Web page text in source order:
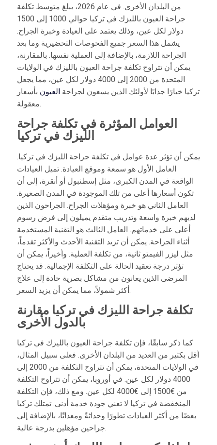
من البلدان الأخرى. في عام 2026، يبلغ متوسط تكلفة
جراحة العيون بالليزك في تركيا حوالي 1000 إلى 1500
دولار لكل عين، وذلك يعتمد على العيادة وخبرة الجراح.
يشمل هذا السعر جميع الفحوصات التحضيرية وما بعد
الجراحة اللازمة، بالإضافة إلى العملية نفسها. بالمقارنة،
يمكن أن تتراوح تكلفة جراحة العيون بالليزك في الولايات
المتحدة من 2000 إلى 4000 دولار لكل عين، مما يجعل
تركيا خيارًا جذابًا لأولئك الذين يسعون لجراحة العيون بأسعار
معقولة.
العوامل المؤثرة في تكلفة جراحة
الليزك في تركيا
يمكن أن تؤثر عدة عوامل في تكلفة جراحة الليزك في تركيا.
العامل الأول هو سمعة وموقع العيادة. تميل العيادات
الواقعة في المدن الكبرى، مثل إسطنبول أو أنقرة، إلى أن
تكون أسعارها أعلى من تلك الموجودة في المدن الصغيرة.
العامل الثاني هو خبرة ومؤهلات الجراح. الجراحون الذين
لديهم خبرة واسعة وتدريب متقدم يميلون إلى فرض رسوم
أعلى على خدماتهم. العامل الثالث هو التقنية المستخدمة
أثناء الجراحة. يمكن أن تزيد التقنية الأحدث والأكثر تقدماً،
مثل ليزر الفيمتو ثانية، من تكلفة العملية. وأخيراً، يمكن أن
تؤثر درجة تعقيد الحالة على التكلفة الإجمالية. قد يحتاج
المرضى الذين يعانون من مشاكل بصرية حادة إلى علاج
أكثر شمولاً، مما يمكن أن يزيد السعر.
تكلفة جراحة الليزك في تركيا مقارنة
بالدول الأخرى
كما ذكر سابقًا، فإن تكلفة جراحة العيون بالليزك في تركيا
أقل بكثير من العديد من البلدان الأخرى. فعلى سبيل المثال،
في الولايات المتحدة، يمكن أن تتراوح التكلفة من 2000 إلى
4000 دولار لكل عين. في أوروبا، يمكن أن تتراوح التكلفة
من €1500 إلى €4000 لكل عين. ومع ذلك، فإن التكلفة
المنخفضة في تركيا لا تعني جودة خدمة أدنى. تمتلك تركيا
بعضًا من أكثر العيادات تطورًا وحداثةً ومعداتًا، بالإضافة إلى
جراحين مؤهلين بدرجة عالية.